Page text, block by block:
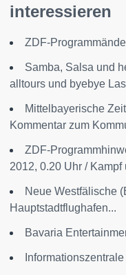
interessieren
ZDF-
Samba, Salsa und
alltours und byebye
Mittelbayerische
Kommentar zum
ZDF-
2012, 0.20 Uhr / Kampf
Neue Westfälische
Hauptstadtflughafen...
Bavaria